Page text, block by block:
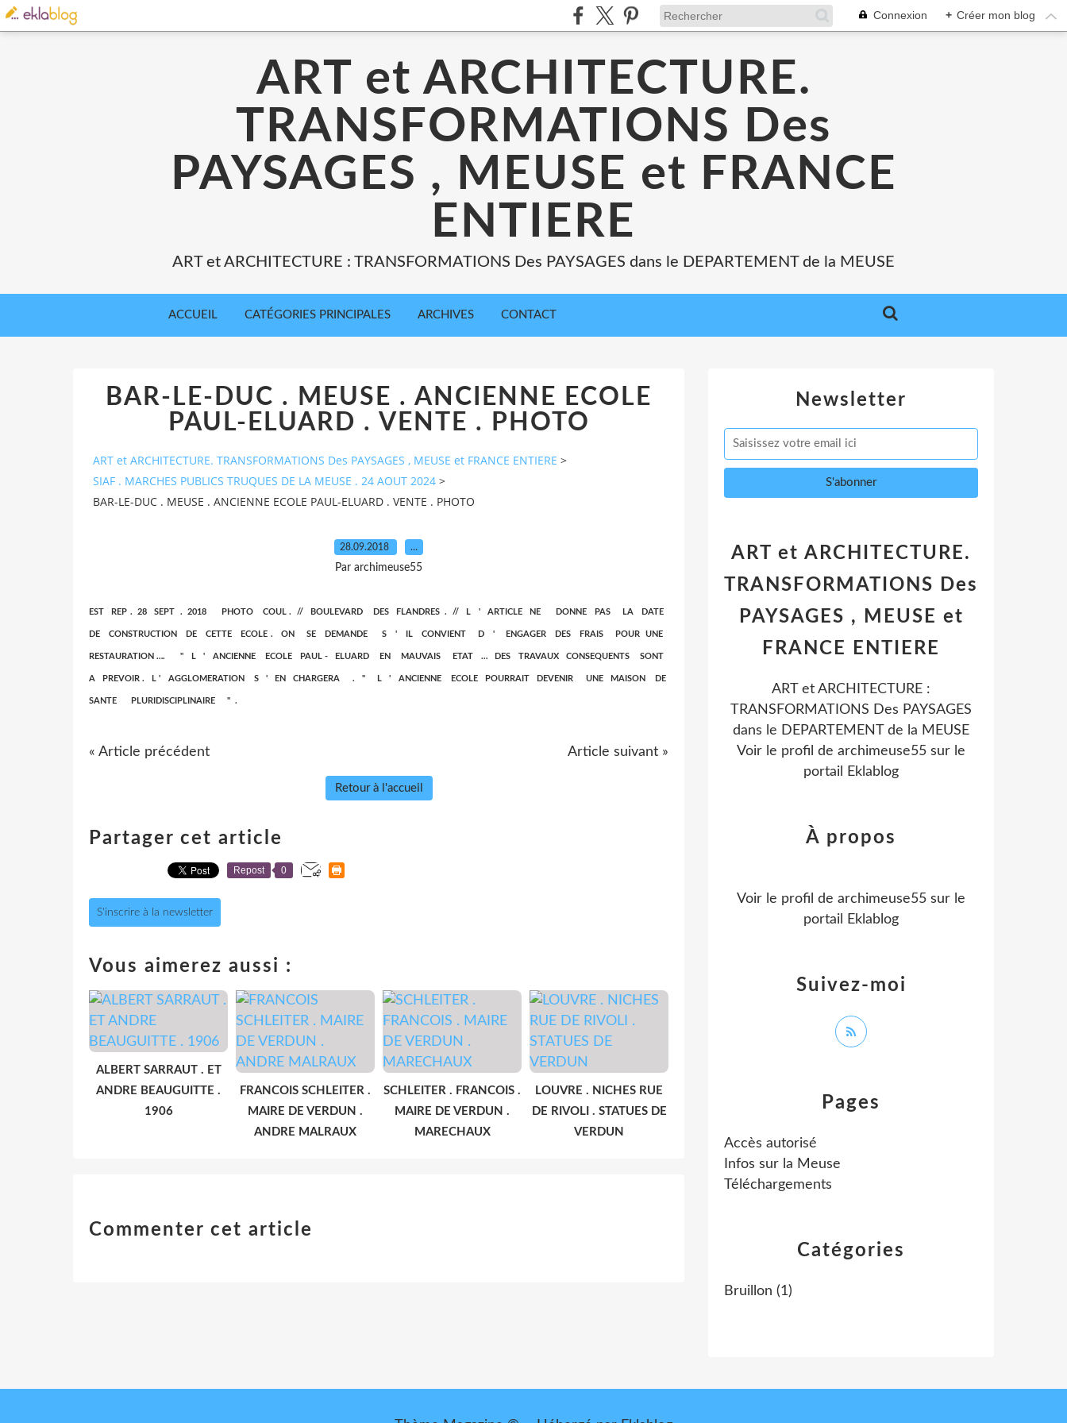
Connexion + Créer mon blog
ART et ARCHITECTURE.
TRANSFORMATIONS Des
PAYSAGES , MEUSE et FRANCE
ENTIERE
ART et ARCHITECTURE : TRANSFORMATIONS Des PAYSAGES dans le DEPARTEMENT de la MEUSE
ACCUEIL CATÉGORIES PRINCIPALES ARCHIVES CONTACT
BAR-LE-DUC . MEUSE . ANCIENNE ECOLE
PAUL-ELUARD . VENTE . PHOTO
ART et ARCHITECTURE. TRANSFORMATIONS Des PAYSAGES , MEUSE et FRANCE ENTIERE >
SIAF . MARCHES PUBLICS TRUQUES DE LA MEUSE . 24 AOUT 2024 >
BAR-LE-DUC . MEUSE . ANCIENNE ECOLE PAUL-ELUARD . VENTE . PHOTO
28.09.2018 …
Par archimeuse55
EST REP . 28 SEPT . 2018 PHOTO COUL . // BOULEVARD DES FLANDRES . // L ' ARTICLE NE DONNE PAS LA DATE
DE CONSTRUCTION DE CETTE ECOLE . ON SE DEMANDE S ' IL CONVIENT D ' ENGAGER DES FRAIS POUR UNE
RESTAURATION …. " L ' ANCIENNE ECOLE PAUL - ELUARD EN MAUVAIS ETAT … DES TRAVAUX CONSEQUENTS SONT
A PREVOIR . L ' AGGLOMERATION S ' EN CHARGERA . " L ' ANCIENNE ECOLE POURRAIT DEVENIR UNE MAISON DE
SANTE PLURIDISCIPLINAIRE " .
« Article précédent Article suivant »
Retour à l'accueil
Partager cet article
Repost 0
S'inscrire à la newsletter
Vous aimerez aussi :
ALBERT SARRAUT . ET
ANDRE BEAUGUITTE .
1906
FRANCOIS SCHLEITER .
MAIRE DE VERDUN .
ANDRE MALRAUX
SCHLEITER . FRANCOIS .
MAIRE DE VERDUN .
MARECHAUX
LOUVRE . NICHES RUE
DE RIVOLI . STATUES DE
VERDUN
Commenter cet article
Newsletter
Catégories
Bruillon (1)
Pages
Accès autorisé
Infos sur la Meuse
Téléchargements
ART et ARCHITECTURE.
TRANSFORMATIONS Des
PAYSAGES , MEUSE et
FRANCE ENTIERE
ART et ARCHITECTURE :
TRANSFORMATIONS Des PAYSAGES
dans le DEPARTEMENT de la MEUSE
Voir le profil de archimeuse55 sur le
portail Eklablog
Suivez-moi
À propos
Voir le profil de archimeuse55 sur le
portail Eklablog